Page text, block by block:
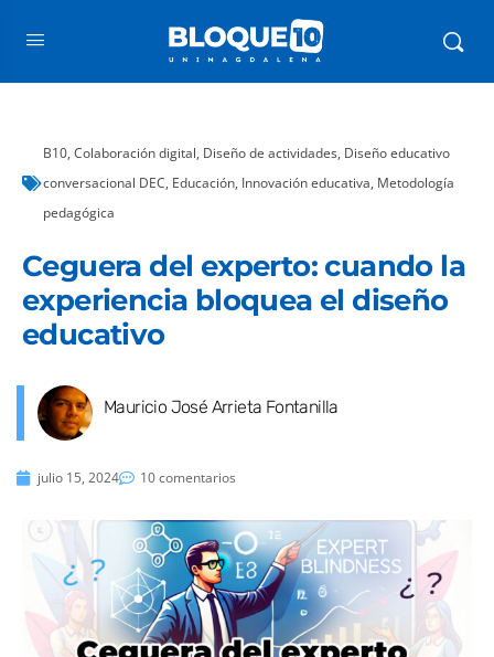
B10, Colaboración digital, Diseño de actividades, Diseño educativo
conversacional DEC, Educación, Innovación educativa, Metodología
pedagógica
Ceguera del experto: cuando la
experiencia bloquea el diseño
educativo
Mauricio José Arrieta Fontanilla
julio 15, 2024 10 comentarios